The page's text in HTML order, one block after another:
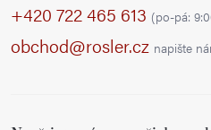
+420 722 465 613 (po-pá:
obchod@rosler.cz napište